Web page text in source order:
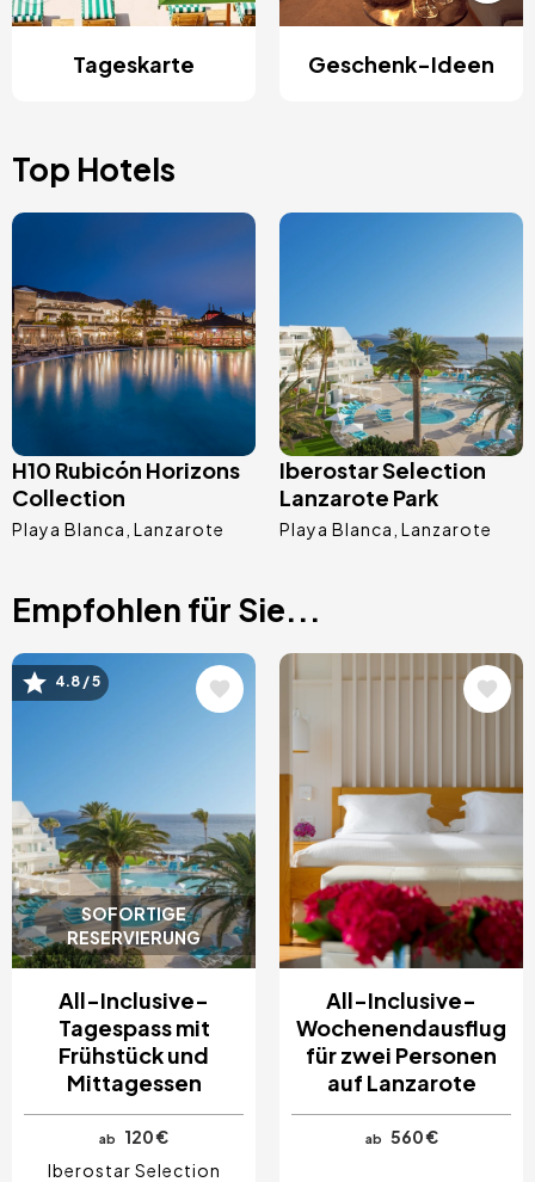
Tageskarte Geschenk-Ideen
Top Hotels
H10 Rubicón Horizons
Collection
Playa Blanca Lanzarote
Iberostar Selection
Lanzarote Park
Playa Blanca Lanzarote
Empfohlen für Sie...
SOFORTIGE
RESERVIERUNG
Bild4.8 / 5
All-Inclusive-
Tagespass mit
Frühstück und
Mittagessen
ab
120 €
Iberostar Selection
Bild
All-Inclusive-
Wochenendausflug
für zwei Personen
auf Lanzarote
ab 560 €